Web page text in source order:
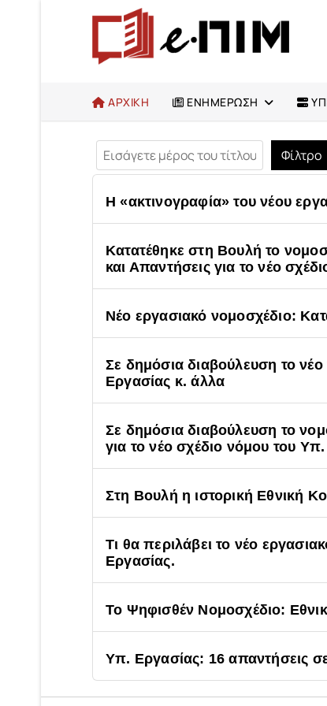
ΑΡΧΙΚΗ ΕΝΗΜΕΡΩΣΗ
Εισάγετε μέρος του τίτλου.
Φίλτρο
Η «ακτινογραφία» του νέου
Κατατέθηκε στη Βουλή το
και Απαντήσεις για το νέο
Νέο εργασιακό νομοσχέδιο:
Σε δημόσια διαβούλευση το
Εργασίας κ. άλλα
Σε δημόσια διαβούλευση το
για το νέο σχέδιο νόμου του
Στη Βουλή η ιστορική Εθνική
Τι θα περιλάβει το νέο
Εργασίας.
Το Ψηφισθέν Νομοσχέδιο:
Υπ. Εργασίας: 16 απαντήσεις